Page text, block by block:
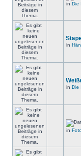
in Die
in
in Die
in